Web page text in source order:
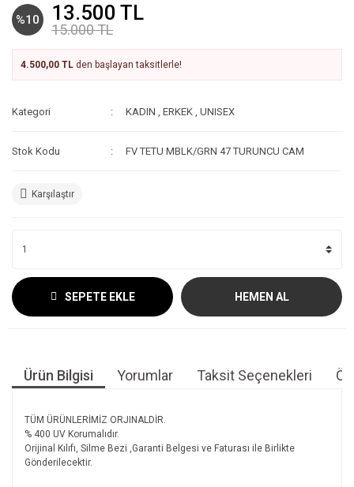
%10 13.500 TL
15.000 TL
4.500,00 TL den başlayan taksitlerle!
Kategori KADIN ,ERKEK ,UNISEX
Stok Kodu FV TETU MBLK/GRN 47 TURUNCU CAM
Karşılaştır
SEPETE EKLE HEMEN AL
Ürün Bilgisi Yorumlar Taksit Seçenekleri
TÜM ÜRÜNLERİMİZ ORJINALDİR.
% 400 UV Korumalıdır.
Orijinal Kılıfı, Silme Bezi ,Garanti Belgesi ve Faturası ile Birlikte
Gönderilecektir.